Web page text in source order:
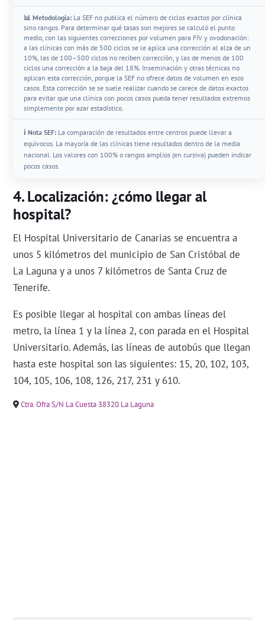
📊 Metodología: La SEF no publica el número de ciclos exactos por clínica
sino rangos. Para determinar qué tasas son mejores se calculó el punto
medio, con las siguientes correcciones por volumen para FIV y ovodonación:
a las clínicas con más de 500 ciclos se le aplica una corrección al alza de un
10%, las de 100–500 ciclos no reciben corrección, y las de menos de 100
ciclos una corrección a la baja del 18%. Inseminación y otras técnicas no
aplican esta corrección, porque la SEF no ofrece datos de volumen en esos
casos. Esta corrección se se suele realizar cuando se carece de datos exactos
para evitar que una clínica con pocos casos pueda tener resultados extremos
simplemente por azar estadístico.
ℹ️ Nota SEF: La comparación de resultados entre centros puede llevar a
equívocos. La mayoría de las clínicas tiene resultados dentro de la media
nacional. Los valores con 100% o rangos amplios (en cursiva) pueden indicar
pocos casos.
Localización: ¿cómo llegar al
hospital?
El Hospital Universitario de Canarias se encuentra a
unos 5 kilómetros del municipio de San Cristóbal de
La Laguna y a unos 7 kilómetros de Santa Cruz de
Tenerife.
Es posible llegar al hospital con ambas líneas del
metro, la línea 1 y la línea 2, con parada en el Hospital
Universitario. Además, las líneas de autobús que llegan
hasta este hospital son las siguientes: 15, 20, 102, 103,
104, 105, 106, 108, 126, 217, 231 y 610.
Ctra. Ofra S/N La Cuesta 38320 La Laguna